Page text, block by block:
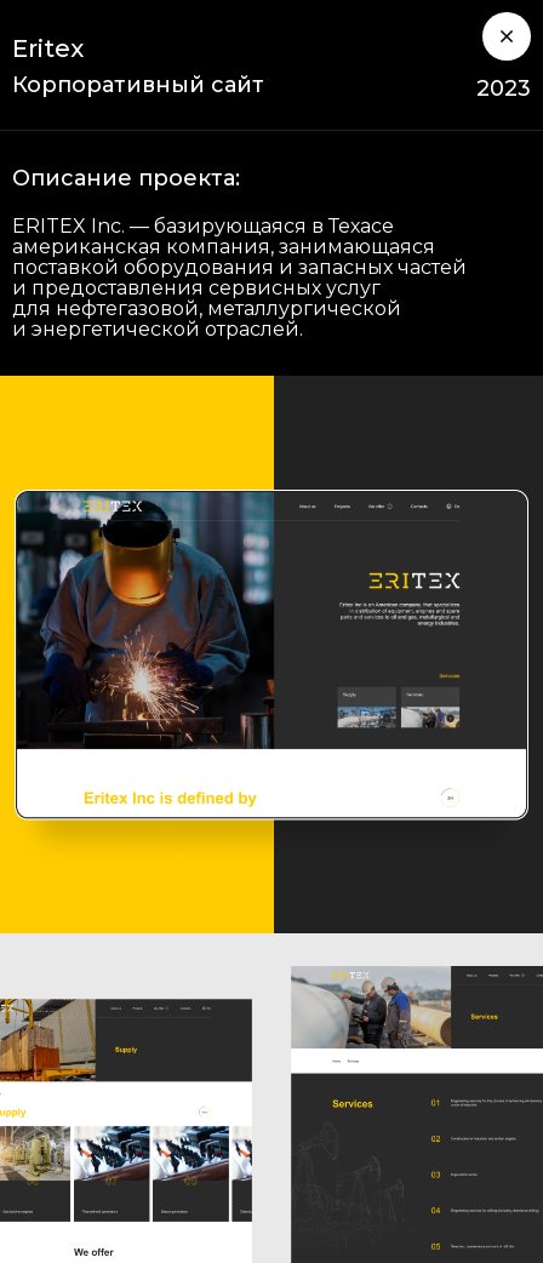
Eritex
2023
Корпоративный сайт
Описание проекта:
ERITEX Inc. — базирующаяся в Техасе
американская компания, занимающаяся
поставкой оборудования и запасных частей
и предоставления сервисных услуг
для нефтегазовой, металлургической
и энергетической отраслей.